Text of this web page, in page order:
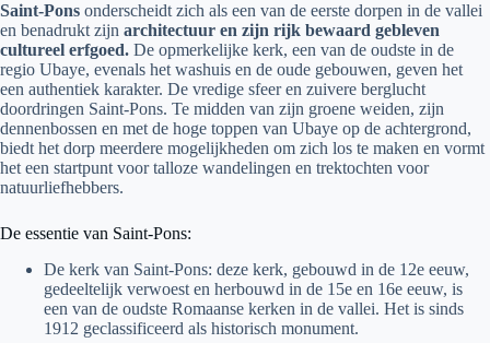
Saint-Pons onderscheidt zich als een van de eerste dorpen in de vallei
en benadrukt zijn architectuur en zijn rijk bewaard gebleven
cultureel erfgoed. De opmerkelijke kerk, een van de oudste in de
regio Ubaye, evenals het washuis en de oude gebouwen, geven het
een authentiek karakter. De vredige sfeer en zuivere berglucht
doordringen Saint-Pons. Te midden van zijn groene weiden, zijn
dennenbossen en met de hoge toppen van Ubaye op de achtergrond,
biedt het dorp meerdere mogelijkheden om zich los te maken en vormt
het een startpunt voor talloze wandelingen en trektochten voor
natuurliefhebbers.
De essentie van Saint-Pons:
De kerk van Saint-Pons: deze kerk, gebouwd in de 12e eeuw,
gedeeltelijk verwoest en herbouwd in de 15e en 16e eeuw, is
een van de oudste Romaanse kerken in de vallei. Het is sinds
1912 geclassificeerd als historisch monument.